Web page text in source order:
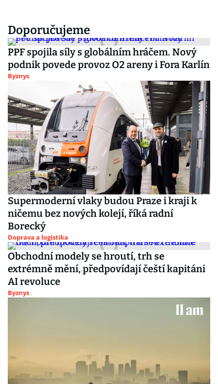
Doporučujeme
PPF spojila síly s globálním hráčem. Nový
podnik povede provoz O2 areny i Fora Karlín
Byznys
Supermoderní vlaky budou Praze i kraji k
ničemu bez nových kolejí, říká radní
Borecký
Doprava a logistika
Obchodní modely se hroutí, trh se
extrémně mění, předpovídají čeští kapitáni
AI revoluce
Byznys